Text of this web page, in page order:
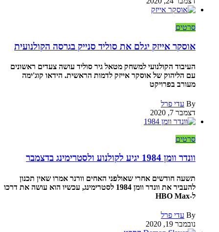
סרטים
אוסקר אייזק יגלם את סוליד סנייק בגרסה הקולנועית
העיבוד הקולנועי למשחק מטאל גיר סוליד עושה צעדים ראשונים
עם הליהוק של אוסקר אייזק לדמות הראשית. הידאו קוג'ימה
מעורב בפרויקט
By עדי פרל
דצמבר 7, 2020
סרטים
וונדר וומן 1984 יגיע לקולנוע ולסטרימינג בדצמבר
תשעה חודשים אחרי שאולפני האחים וורנר אמרו שאין תכנון
להעביר את וונדר וומן 1984 לסטרימינג, עכשיו הוא עושה את דרכו
ל-HBO Max
By עדי פרל
נובמבר 19, 2020